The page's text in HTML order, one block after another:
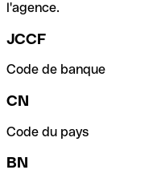
l'agence.
JCCF
Code de banque
CN
Code du pays
BN